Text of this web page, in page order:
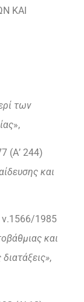
ΚΑΙ
των
»,
(Α’ 244)
και
ν.1566/1985
και
,